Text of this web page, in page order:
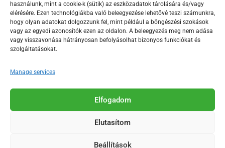
használunk, mint a cookie-k (sütik) az eszközadatok tárolására és/vagy
elérésére. Ezen technológiákba való beleegyezése lehetővé teszi számunkra,
hogy olyan adatokat dolgozzunk fel, mint például a böngészési szokások
vagy az egyedi azonosítók ezen az oldalon. A beleegyezés meg nem adása
vagy visszavonása hátrányosan befolyásolhat bizonyos funkciókat és
szolgáltatásokat.
Manage services
Elfogadom
Elutasítom
Beállítások
F
a
c
e
o
o
-
Y
o
u
t
b
e
s
T
i
k
Az Érd Média médiaszolgáltatási tevékenységét a
Médiatanács a Magyar Média Mecenatúra program